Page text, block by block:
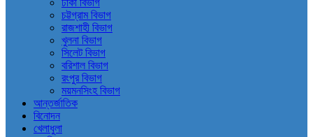
ঢাকা বিভাগ
চট্টগ্রাম বিভাগ
রাজশাহী বিভাগ
খুলনা বিভাগ
সিলেট বিভাগ
বরিশাল বিভাগ
রংপুর বিভাগ
ময়মনসিংহ বিভাগ
আন্তর্জাতিক
বিনোদন
খেলাধুলা